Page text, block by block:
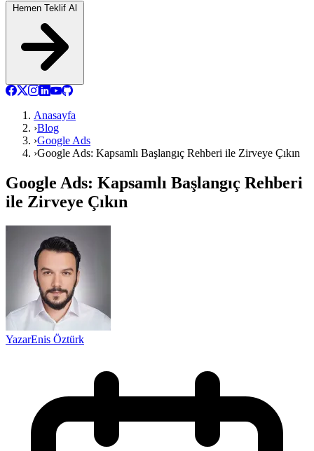
Anasayfa
›Blog
›Google Ads
›Google Ads: Kapsamlı Başlangıç Rehberi ile Zirveye Çıkın
Google Ads: Kapsamlı Başlangıç Rehberi
ile Zirveye Çıkın
YazarEnis Öztürk